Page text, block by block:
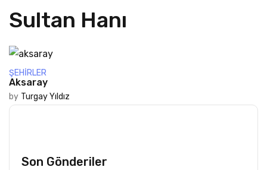
Sultan Hanı
ŞEHIRLER
Aksaray
by Turgay Yıldız
Son Gönderiler